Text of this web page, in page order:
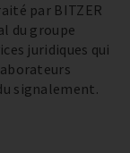
par BITZER
du groupe
juridiques qui
signalement.